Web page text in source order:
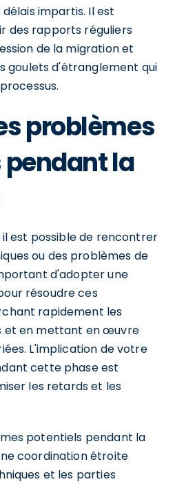
impartis. Il est
des rapports réguliers
de la migration et
goulets d'étranglement qui
problèmes
la
est possible de rencontrer
ou des problèmes de
d'adopter une
résoudre ces
rapidement les
et en mettant en œuvre
L'implication de votre
cette phase est
les retards et les
potentiels pendant la
coordination étroite
et les parties